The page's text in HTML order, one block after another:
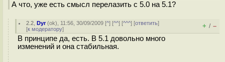
А что, уже есть смысл перелазить с 5.0 на 5.1?
2.2 ,Dyr(ok), 11:56, 30/09/2009 [^] [^^] [^^^] [ответить]
[к модератору] + / –
В принципе да, есть. В 5.1 довольно много
изменений и она стабильная.